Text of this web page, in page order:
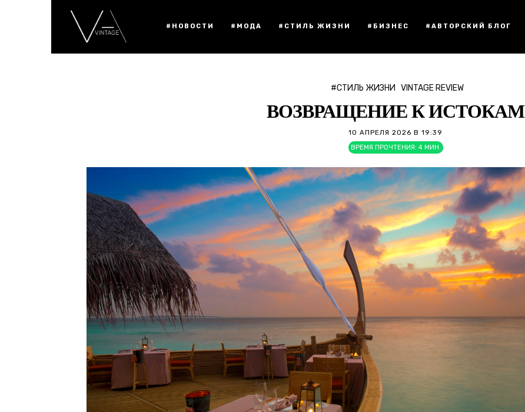
#НОВОСТИ #МОДА #СТИЛЬ ЖИЗНИ #БИЗНЕС #АВТОРСКИЙ БЛОГ
#СТИЛЬ ЖИЗНИ VINTAGE REVIEW
ВОЗВРАЩЕНИЕ К ИСТОКАМ
10 АПРЕЛЯ 2026 В 19:39
ВРЕМЯ ПРОЧТЕНИЯ: 4 МИН.